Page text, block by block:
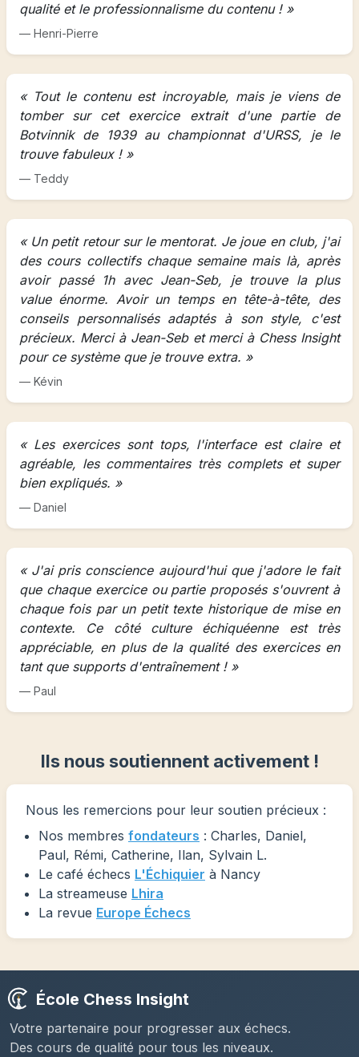
qualité et le professionnalisme du contenu ! »
— Henri-Pierre
« Tout le contenu est incroyable, mais je viens de
tomber sur cet exercice extrait d'une partie de
Botvinnik de 1939 au championnat d'URSS, je le
trouve fabuleux ! »
— Teddy
« Un petit retour sur le mentorat. Je joue en club, j'ai
des cours collectifs chaque semaine mais là, après
avoir passé 1h avec Jean-Seb, je trouve la plus
value énorme. Avoir un temps en tête-à-tête, des
conseils personnalisés adaptés à son style, c'est
précieux. Merci à Jean-Seb et merci à Chess Insight
pour ce système que je trouve extra. »
— Kévin
« Les exercices sont tops, l'interface est claire et
agréable, les commentaires très complets et super
bien expliqués. »
— Daniel
« J'ai pris conscience aujourd'hui que j'adore le fait
que chaque exercice ou partie proposés s'ouvrent à
chaque fois par un petit texte historique de mise en
contexte. Ce côté culture échiquéenne est très
appréciable, en plus de la qualité des exercices en
tant que supports d'entraînement ! »
— Paul
Ils nous soutiennent activement !
Nous les remercions pour leur soutien précieux :
Nos membres fondateurs : Charles, Daniel,
Paul, Rémi, Catherine, Ilan, Sylvain L.
Le café échecs L'Échiquier à Nancy
La streameuse Lhira
La revue Europe Échecs
École Chess Insight
Votre partenaire pour progresser aux échecs.
Des cours de qualité pour tous les niveaux.